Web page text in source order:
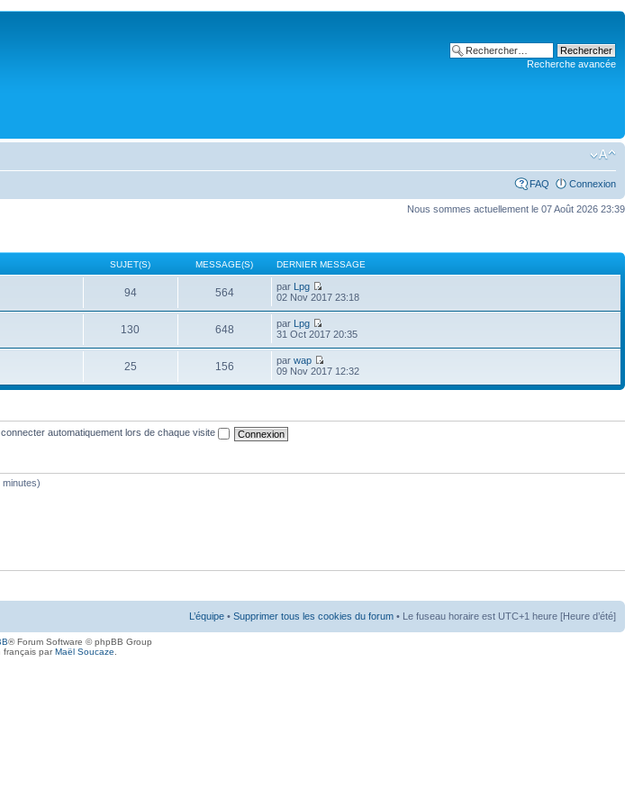
Recherche avancée
FAQ Connexion
Nous sommes actuellement le 07 Août 2026 23:39
SUJET(S) MESSAGE(S) DERNIER MESSAGE
94 564 par Lpg
02 Nov 2017 23:18
130 648 par Lpg
31 Oct 2017 20:35
25 156 parwap
09 Nov 2017 12:32
connecter automatiquement lors de chaque visite
minutes)
L’équipe • Supprimer tous les cookies du forum • Le fuseau horaire est UTC+1 heure [Heure d’été]
® Forum Software © phpBB Group
français parMaël Soucaze